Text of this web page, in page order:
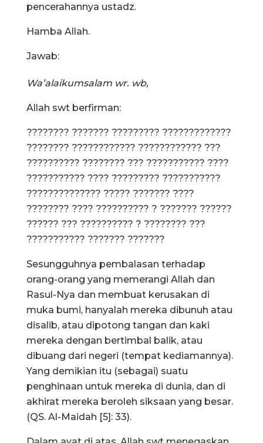
pencerahannya ustadz.
Hamba Allah.
Jawab:
Wa’alaikumsalam wr. wb,
Allah swt berfirman:
???????? ??????? ????????? ?????????????
???????? ???????????? ???????????? ???
?????????? ???????? ??? ??????????? ????
??????????? ???? ????????? ???????????
?????????????? ????? ??????? ????
???????? ???? ?????????? ? ??????? ??????
?????? ??? ?????????? ? ???????? ???
??????????? ??????? ???????
Sesungguhnya pembalasan terhadap
orang-orang yang memerangi Allah dan
Rasul-Nya dan membuat kerusakan di
muka bumi, hanyalah mereka dibunuh atau
disalib, atau dipotong tangan dan kaki
mereka dengan bertimbal balik, atau
dibuang dari negeri (tempat kediamannya).
Yang demikian itu (sebagai) suatu
penghinaan untuk mereka di dunia, dan di
akhirat mereka beroleh siksaan yang besar.
(QS. Al-Maidah [5]: 33).